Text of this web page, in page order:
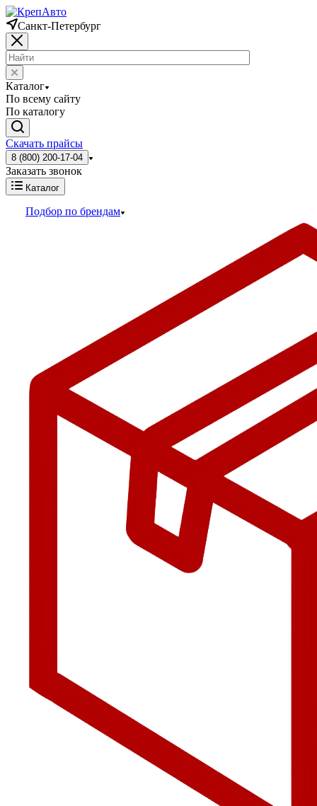
Санкт-Петербург
Каталог
По всему сайту
По каталогу
Скачать прайсы
8 (800) 200-17-04
Заказать звонок
Каталог
Подбор по брендам